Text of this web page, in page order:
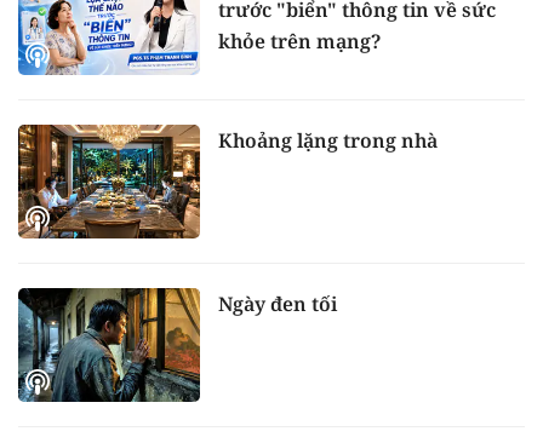
trước "biển" thông tin về sức
khỏe trên mạng?
Khoảng lặng trong nhà
Ngày đen tối